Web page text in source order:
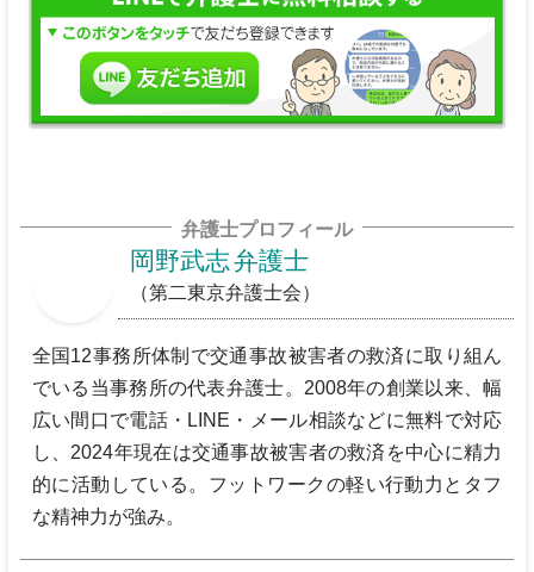
弁護士プロフィール
岡野武志弁護士
（第二東京弁護士会）
全国12事務所体制で交通事故被害者の救済に取り組ん
でいる当事務所の代表弁護士。2008年の創業以来、幅
広い間口で電話・LINE・メール相談などに無料で対応
し、2024年現在は交通事故被害者の救済を中心に精力
的に活動している。フットワークの軽い行動力とタフ
な精神力が強み。